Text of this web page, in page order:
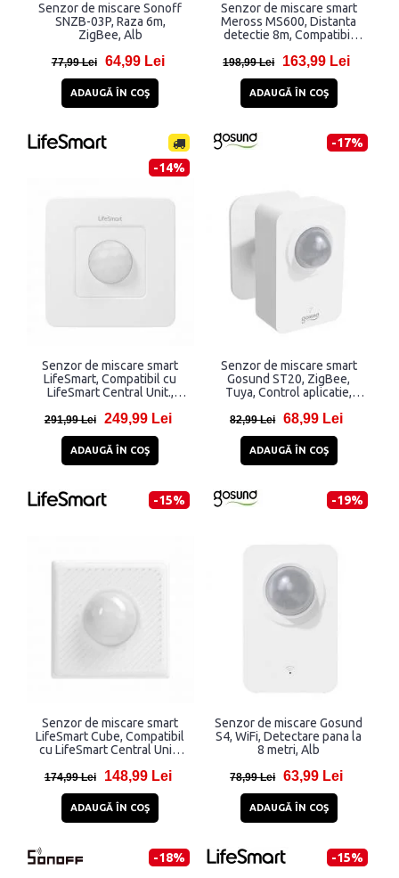
Senzor de miscare Sonoff
SNZB-03P, Raza 6m,
ZigBee, Alb
77,99 Lei 64,99 Lei
ADAUGĂ ÎN COŞ
Senzor de miscare smart
Meross MS600, Distanta
detectie 8m, Compatibil
WiFi, USB-C, Alb
198,99 Lei 163,99 Lei
ADAUGĂ ÎN COŞ
-14%
Senzor de miscare smart
LifeSmart, Compatibil cu
LifeSmart Central Unit.,
LifeSmart, Alb
291,99 Lei 249,99 Lei
ADAUGĂ ÎN COŞ
-17%
Senzor de miscare smart
Gosund ST20, ZigBee,
Tuya, Control aplicatie,
Alb
82,99 Lei 68,99 Lei
ADAUGĂ ÎN COŞ
-15%
Senzor de miscare smart
LifeSmart Cube, Compatibil
cu LifeSmart Central Unit.,
LifeSmart, Alb
174,99 Lei 148,99 Lei
ADAUGĂ ÎN COŞ
-19%
Senzor de miscare Gosund
S4, WiFi, Detectare pana la
8 metri, Alb
78,99 Lei 63,99 Lei
ADAUGĂ ÎN COŞ
-18% -15%